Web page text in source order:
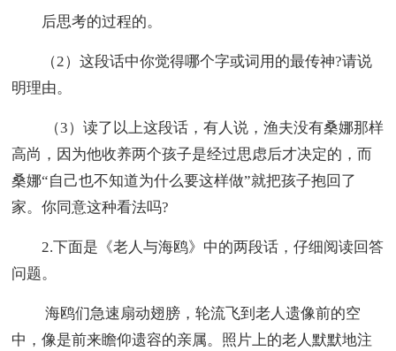
后思考的过程的。
（2）这段话中你觉得哪个字或词用的最传神?请说
明理由。
（3）读了以上这段话，有人说，渔夫没有桑娜那样
高尚，因为他收养两个孩子是经过思虑后才决定的，而
桑娜“自己也不知道为什么要这样做”就把孩子抱回了
家。你同意这种看法吗?
2.下面是《老人与海鸥》中的两段话，仔细阅读回答
问题。
海鸥们急速扇动翅膀，轮流飞到老人遗像前的空
中，像是前来瞻仰遗容的亲属。照片上的老人默默地注